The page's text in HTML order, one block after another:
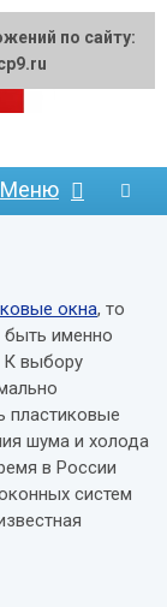
Меню
окна, то
быть именно
К выбору
пластиковые
шума и холода
в России
систем
по сайту: